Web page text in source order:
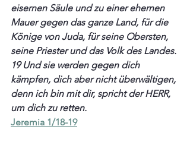
eisernen Säule und zu einer ehernen
Mauer gegen das ganze Land, für die
Könige von Juda, für seine Obersten,
seine Priester und das Volk des Landes.
19 Und sie werden gegen dich
kämpfen, dich aber nicht überwältigen,
denn ich bin mit dir, spricht der HERR,
um dich zu retten.
Jeremia 1/18-19